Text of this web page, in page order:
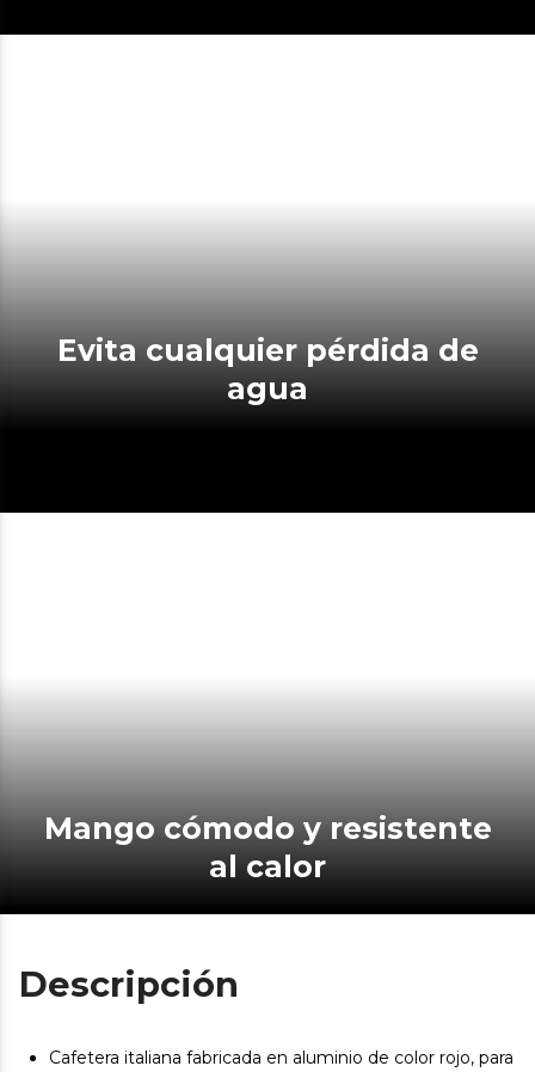
Evita cualquier pérdida de
agua
Mango cómodo y resistente
al calor
Descripción
Cafetera italiana fabricada en aluminio de color rojo, para